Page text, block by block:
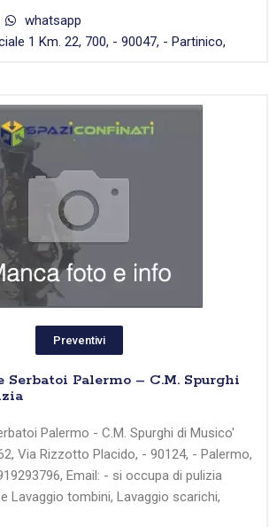
whatsapp
1 Km. 22, 700, - 90047, - Partinico,
Preventivi
Serbatoi Palermo – C.M. Spurghi
Palermo - C.M. Spurghi di Musico'
Via Rizzotto Placido, - 90124, - Palermo,
Email: - si occupa di pulizia
Lavaggio tombini, Lavaggio scarichi,